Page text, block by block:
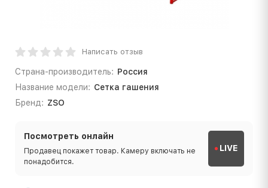
Написать отзыв
Страна-производитель: Россия
Название модели: Сетка гашения
Бренд: ZSO
Посмотреть онлайн
Продавец покажет товар. Камеру включать не
понадобится.
LIVE